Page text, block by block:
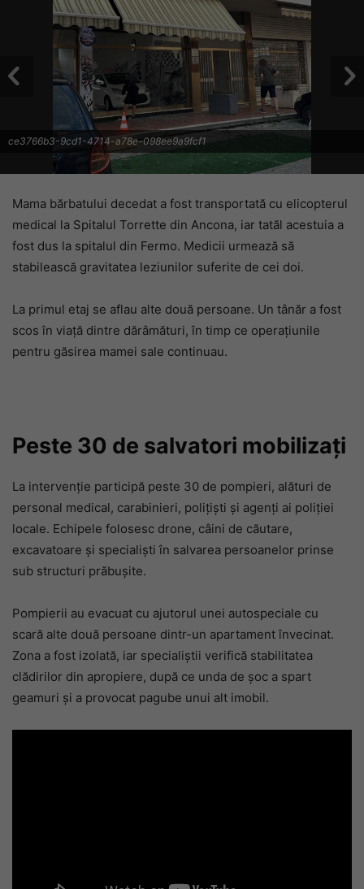
ce3766b3-9cd1-4714-a78e-098ee9a9fcf1
Mama bărbatului decedat a fost transportată cu elicopterul
medical la Spitalul Torrette din Ancona, iar tatăl acestuia a
fost dus la spitalul din Fermo. Medicii urmează să
stabilească gravitatea leziunilor suferite de cei doi.
La primul etaj se aflau alte două persoane. Un tânăr a fost
scos în viață dintre dărâmături, în timp ce operațiunile
pentru găsirea mamei sale continuau.
Peste 30 de salvatori mobilizați
La intervenție participă peste 30 de pompieri, alături de
personal medical, carabinieri, polițiști și agenți ai poliției
locale. Echipele folosesc drone, câini de căutare,
excavatoare și specialiști în salvarea persoanelor prinse
sub structuri prăbușite.
Pompierii au evacuat cu ajutorul unei autospeciale cu
scară alte două persoane dintr-un apartament învecinat.
Zona a fost izolată, iar specialiștii verifică stabilitatea
clădirilor din apropiere, după ce unda de șoc a spart
geamuri și a provocat pagube unui alt imobil.